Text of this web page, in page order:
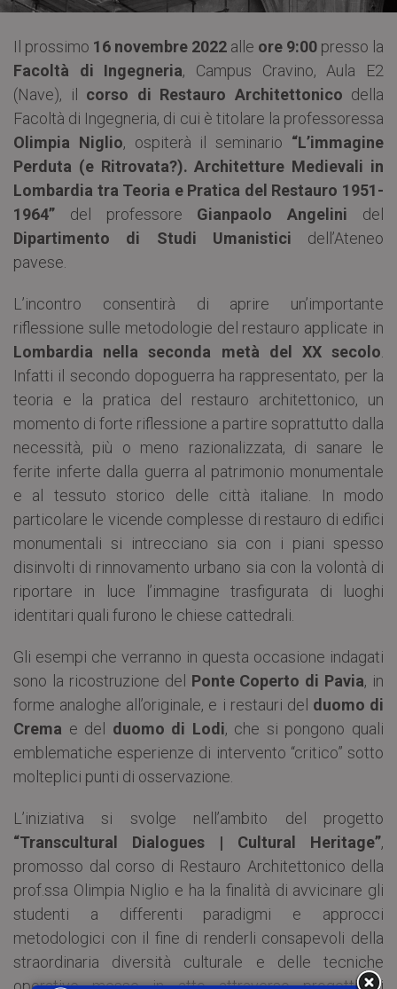
Il prossimo 16 novembre 2022 alle ore 9:00 presso la
Facoltà di Ingegneria, Campus Cravino, Aula E2
(Nave), il corso di Restauro Architettonico della
Facoltà di Ingegneria, di cui è titolare la professoressa
Olimpia Niglio, ospiterà il seminario “L’immagine
Perduta (e Ritrovata?). Architetture Medievali in
Lombardia tra Teoria e Pratica del Restauro 1951-
1964” del professore Gianpaolo Angelini del
Dipartimento di Studi Umanistici dell’Ateneo
pavese.
L’incontro consentirà di aprire un’importante
riflessione sulle metodologie del restauro applicate in
Lombardia nella seconda metà del XX secolo
Infatti il secondo dopoguerra ha rappresentato, per la
teoria e la pratica del restauro architettonico, un
momento di forte riflessione a partire soprattutto dalla
necessità, più o meno razionalizzata, di sanare le
ferite inferte dalla guerra al patrimonio monumentale
e al tessuto storico delle città italiane. In modo
particolare le vicende complesse di restauro di edifici
monumentali si intrecciano sia con i piani spesso
disinvolti di rinnovamento urbano sia con la volontà di
riportare in luce l’immagine trasfigurata di luoghi
identitari quali furono le chiese cattedrali.
Gli esempi che verranno in questa occasione indagati
sono la ricostruzione del Ponte Coperto di Pavia, in
forme analoghe all’originale, e i restauri del duomo di
Crema e del duomo di Lodi, che si pongono quali
emblematiche esperienze di intervento “critico” sotto
molteplici punti di osservazione.
L’iniziativa si svolge nell’ambito del progetto
“Transcultural Dialogues | Cultural Heritage”,
promosso dal corso di Restauro Architettonico della
prof.ssa Olimpia Niglio e ha la finalità di avvicinare gli
studenti a differenti paradigmi e approcci
metodologici con il fine di renderli consapevoli della
straordinaria diversità culturale e delle tecniche